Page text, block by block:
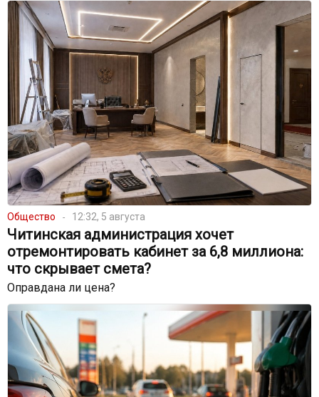
Общество 12:32, 5 августа
Читинская администрация хочет
отремонтировать кабинет за 6,8 миллиона:
что скрывает смета?
Оправдана ли цена?